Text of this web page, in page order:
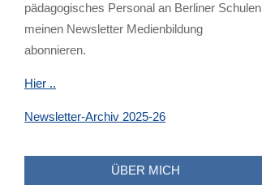
pädagogisches Personal an Berliner Schulen
meinen Newsletter Medienbildung
abonnieren.
Hier ..
Newsletter-Archiv 2025-26
ÜBER MICH